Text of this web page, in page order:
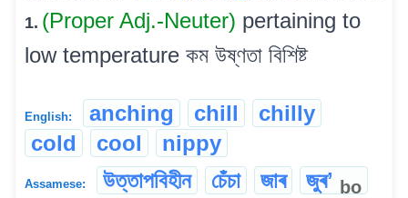
1. (Proper Adj.-Neuter) pertaining to
low temperature কম উষ্ণতা বিশিষ্ট
English: anching chill
chilly
cold
cool nippy
Assamese: উত্তাপবিহীন চেঁচা জাৰ জুৰʼ bo